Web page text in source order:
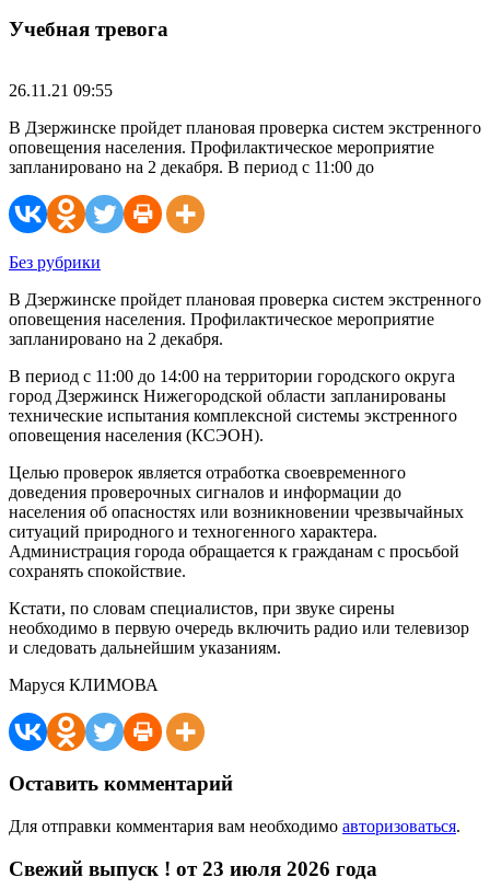
Учебная тревога
26.11.21 09:55
В Дзержинске пройдет плановая проверка систем экстренного
оповещения населения. Профилактическое мероприятие
запланировано на 2 декабря. В период с 11:00 до
Без рубрики
В Дзержинске пройдет плановая проверка систем экстренного
оповещения населения. Профилактическое мероприятие
запланировано на 2 декабря.
В период с 11:00 до 14:00 на территории городского округа
город Дзержинск Нижегородской области запланированы
технические испытания комплексной системы экстренного
оповещения населения (КСЭОН).
Целью проверок является отработка своевременного
доведения проверочных сигналов и информации до
населения об опасностях или возникновении чрезвычайных
ситуаций природного и техногенного характера.
Администрация города обращается к гражданам с просьбой
сохранять спокойствие.
Кстати, по словам специалистов, при звуке сирены
необходимо в первую очередь включить радио или телевизор
и следовать дальнейшим указаниям.
Маруся КЛИМОВА
Оставить комментарий
Для отправки комментария вам необходимо авторизоваться.
Свежий выпуск ! от 23 июля 2026 года